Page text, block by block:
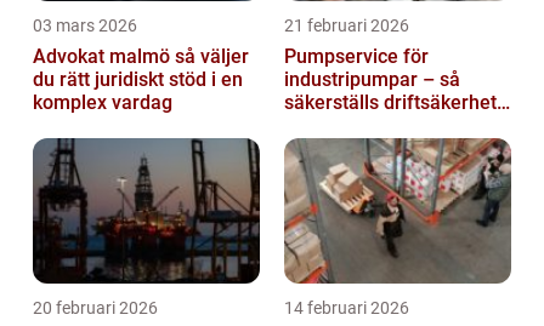
03 mars 2026
Advokat malmö så väljer
du rätt juridiskt stöd i en
komplex vardag
21 februari 2026
Pumpservice för
industripumpar – så
säkerställs driftsäkerhet
20 februari 2026 14 februari 2026